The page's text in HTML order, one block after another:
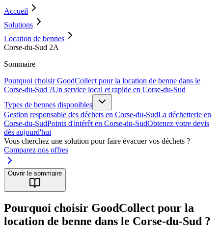
Accueil
Solutions
Location de bennes
Corse-du-Sud 2A
Sommaire
Pourquoi choisir GoodCollect pour la location de benne dans le
Corse-du-Sud ?Un service local et rapide en Corse-du-Sud
Types de bennes disponibles
Gestion responsable des déchets en Corse-du-SudLa déchetterie en
Corse-du-SudPoints d'intérêt en Corse-du-SudObtenez votre devis
dès aujourd'hui
Vous cherchez une solution pour faire évacuer vos déchets ?
Comparez nos offres
Ouvrir le sommaire
Pourquoi choisir GoodCollect pour la
location de benne dans le Corse-du-Sud ?